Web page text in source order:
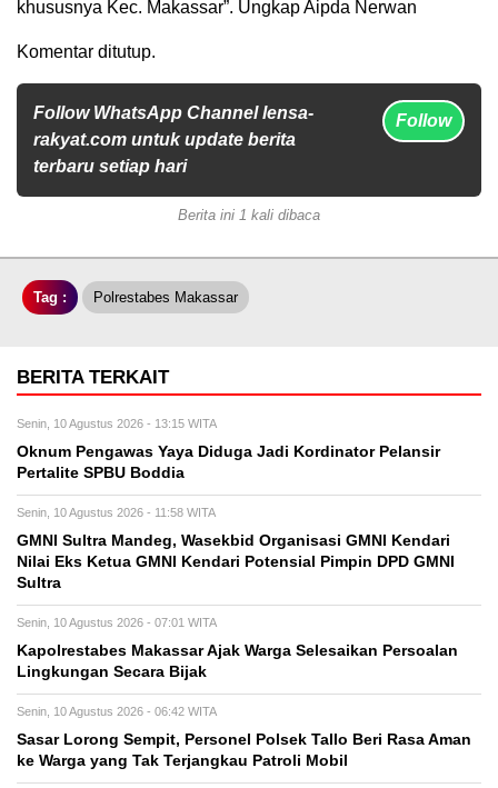
khususnya Kec. Makassar”. Ungkap Aipda Nerwan
Komentar ditutup.
Follow WhatsApp Channel lensa-
rakyat.com untuk update berita
terbaru setiap hari
Follow
Berita ini 1 kali dibaca
Tag : Polrestabes Makassar
BERITA TERKAIT
Senin, 10 Agustus 2026 - 13:15 WITA
Oknum Pengawas Yaya Diduga Jadi Kordinator Pelansir
Pertalite SPBU Boddia
Senin, 10 Agustus 2026 - 11:58 WITA
GMNI Sultra Mandeg, Wasekbid Organisasi GMNI Kendari
Nilai Eks Ketua GMNI Kendari Potensial Pimpin DPD GMNI
Sultra
Senin, 10 Agustus 2026 - 07:01 WITA
Kapolrestabes Makassar Ajak Warga Selesaikan Persoalan
Lingkungan Secara Bijak
Senin, 10 Agustus 2026 - 06:42 WITA
Sasar Lorong Sempit, Personel Polsek Tallo Beri Rasa Aman
ke Warga yang Tak Terjangkau Patroli Mobil